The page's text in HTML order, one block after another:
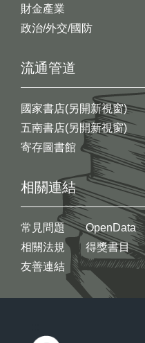
財金產業
政治/外交/國防
流通管道
國家書店(另開新視窗)
五南書店(另開新視窗)
寄存圖書館
相關連結
常見問題
相關法規
友善連結
OpenData
得獎書目